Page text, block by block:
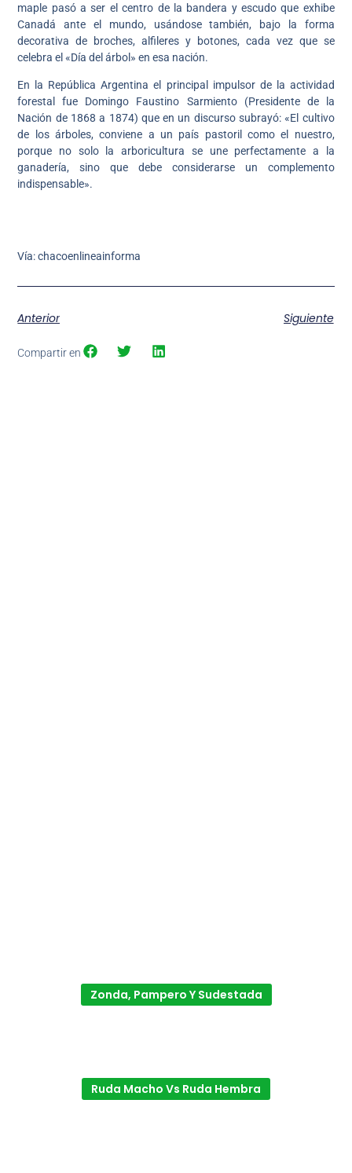
maple pasó a ser el centro de la bandera y escudo que exhibe
Canadá ante el mundo, usándose también, bajo la forma
decorativa de broches, alfileres y botones, cada vez que se
celebra el «Día del árbol» en esa nación.
En la República Argentina el principal impulsor de la actividad
forestal fue Domingo Faustino Sarmiento (Presidente de la
Nación de 1868 a 1874) que en un discurso subrayó: «El cultivo
de los árboles, conviene a un país pastoril como el nuestro,
porque no solo la arboricultura se une perfectamente a la
ganadería, sino que debe considerarse un complemento
indispensable».
Vía: chacoenlineainforma
Anterior Siguiente
Compartir en
Zonda, Pampero Y Sudestada
Ruda Macho Vs Ruda Hembra